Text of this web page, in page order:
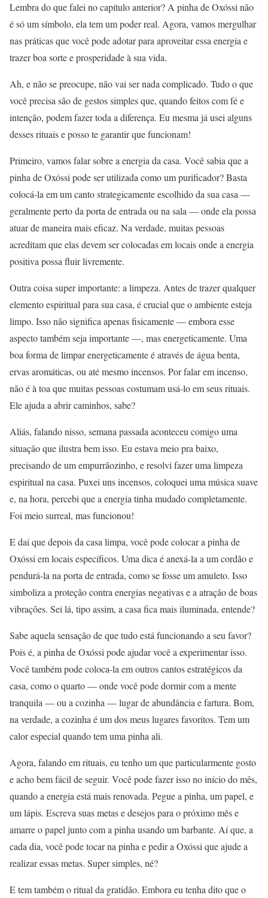
Lembra do que falei no capítulo anterior? A pinha de Oxóssi não
é só um símbolo, ela tem um poder real. Agora, vamos mergulhar
nas práticas que você pode adotar para aproveitar essa energia e
trazer boa sorte e prosperidade à sua vida.
Ah, e não se preocupe, não vai ser nada complicado. Tudo o que
você precisa são de gestos simples que, quando feitos com fé e
intenção, podem fazer toda a diferença. Eu mesma já usei alguns
desses rituais e posso te garantir que funcionam!
Primeiro, vamos falar sobre a energia da casa. Você sabia que a
pinha de Oxóssi pode ser utilizada como um purificador? Basta
colocá-la em um canto strategicamente escolhido da sua casa —
geralmente perto da porta de entrada ou na sala — onde ela possa
atuar de maneira mais eficaz. Na verdade, muitas pessoas
acreditam que elas devem ser colocadas em locais onde a energia
positiva possa fluir livremente.
Outra coisa super importante: a limpeza. Antes de trazer qualquer
elemento espiritual para sua casa, é crucial que o ambiente esteja
limpo. Isso não significa apenas fisicamente — embora esse
aspecto também seja importante —, mas energeticamente. Uma
boa forma de limpar energeticamente é através de água benta,
ervas aromáticas, ou até mesmo incensos. Por falar em incenso,
não é à toa que muitas pessoas costumam usá-lo em seus rituais.
Ele ajuda a abrir caminhos, sabe?
Aliás, falando nisso, semana passada aconteceu comigo uma
situação que ilustra bem isso. Eu estava meio pra baixo,
precisando de um empurrãozinho, e resolvi fazer uma limpeza
espiritual na casa. Puxei uns incensos, coloquei uma música suave
e, na hora, percebi que a energia tinha mudado completamente.
Foi meio surreal, mas funcionou!
E daí que depois da casa limpa, você pode colocar a pinha de
Oxóssi em locais específicos. Uma dica é anexá-la a um cordão e
pendurá-la na porta de entrada, como se fosse um amuleto. Isso
simboliza a proteção contra energias negativas e a atração de boas
vibrações. Sei lá, tipo assim, a casa fica mais iluminada, entende?
Sabe aquela sensação de que tudo está funcionando a seu favor?
Pois é, a pinha de Oxóssi pode ajudar você a experimentar isso.
Você também pode coloca-la em outros cantos estratégicos da
casa, como o quarto — onde você pode dormir com a mente
tranquila — ou a cozinha — lugar de abundância e fartura. Bom,
na verdade, a cozinha é um dos meus lugares favoritos. Tem um
calor especial quando tem uma pinha ali.
Agora, falando em rituais, eu tenho um que particularmente gosto
e acho bem fácil de seguir. Você pode fazer isso no início do mês,
quando a energia está mais renovada. Pegue a pinha, um papel, e
um lápis. Escreva suas metas e desejos para o próximo mês e
amarre o papel junto com a pinha usando um barbante. Aí que, a
cada dia, você pode tocar na pinha e pedir a Oxóssi que ajude a
realizar essas metas. Super simples, né?
E tem também o ritual da gratidão. Embora eu tenha dito que o